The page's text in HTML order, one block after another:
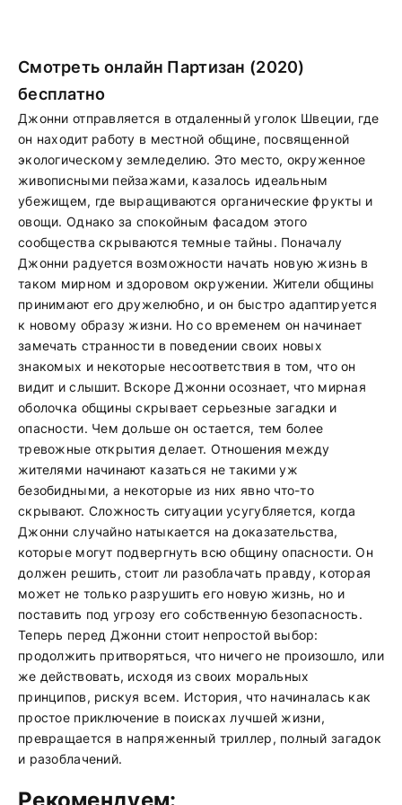
Смотреть онлайн Партизан (2020)
бесплатно
Джонни отправляется в отдаленный уголок Швеции, где
он находит работу в местной общине, посвященной
экологическому земледелию. Это место, окруженное
живописными пейзажами, казалось идеальным
убежищем, где выращиваются органические фрукты и
овощи. Однако за спокойным фасадом этого
сообщества скрываются темные тайны. Поначалу
Джонни радуется возможности начать новую жизнь в
таком мирном и здоровом окружении. Жители общины
принимают его дружелюбно, и он быстро адаптируется
к новому образу жизни. Но со временем он начинает
замечать странности в поведении своих новых
знакомых и некоторые несоответствия в том, что он
видит и слышит. Вскоре Джонни осознает, что мирная
оболочка общины скрывает серьезные загадки и
опасности. Чем дольше он остается, тем более
тревожные открытия делает. Отношения между
жителями начинают казаться не такими уж
безобидными, а некоторые из них явно что-то
скрывают. Сложность ситуации усугубляется, когда
Джонни случайно натыкается на доказательства,
которые могут подвергнуть всю общину опасности. Он
должен решить, стоит ли разоблачать правду, которая
может не только разрушить его новую жизнь, но и
поставить под угрозу его собственную безопасность.
Теперь перед Джонни стоит непростой выбор:
продолжить притворяться, что ничего не произошло, или
же действовать, исходя из своих моральных
принципов, рискуя всем. История, что начиналась как
простое приключение в поисках лучшей жизни,
превращается в напряженный триллер, полный загадок
и разоблачений.